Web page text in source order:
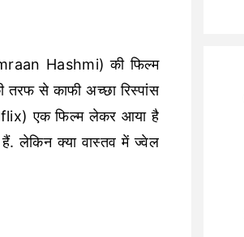
Hashmi) की फिल्म
से काफी अच्छा रिस्पांस
एक फिल्म लेकर आया है
लेकिन क्या वास्तव में ज्वेल